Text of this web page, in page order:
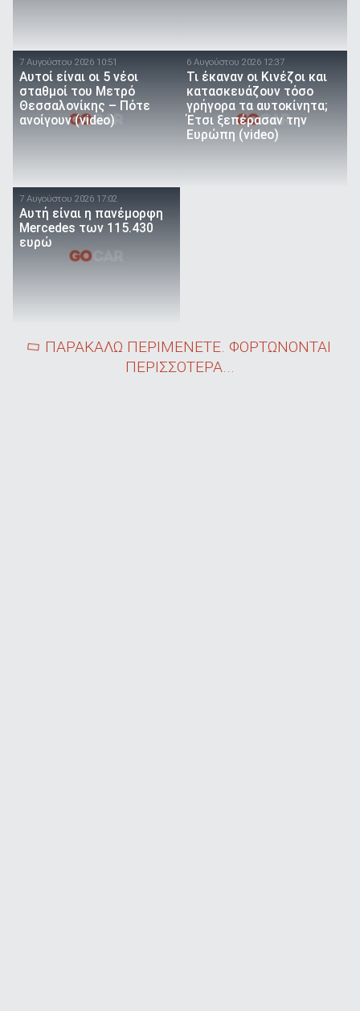
7 Αυγούστου 2026 10:51
Αυτοί είναι οι 5 νέοι
σταθμοί του Μετρό
Θεσσαλονίκης – Πότε
ανοίγουν (video)
6 Αυγούστου 2026 12:37
Τι έκαναν οι Κινέζοι και
κατασκευάζουν τόσο
γρήγορα τα αυτοκίνητα;
Έτσι ξεπέρασαν την
Ευρώπη (video)
7 Αυγούστου 2026 17:02
Αυτή είναι η πανέμορφη
Mercedes των 115.430
ευρώ
ΠΑΡΑΚΑΛΩ ΠΕΡΙΜΕΝΕΤΕ. ΦΟΡΤΩΝΟΝΤΑΙ
ΠΕΡΙΣΣΟΤΕΡΑ...